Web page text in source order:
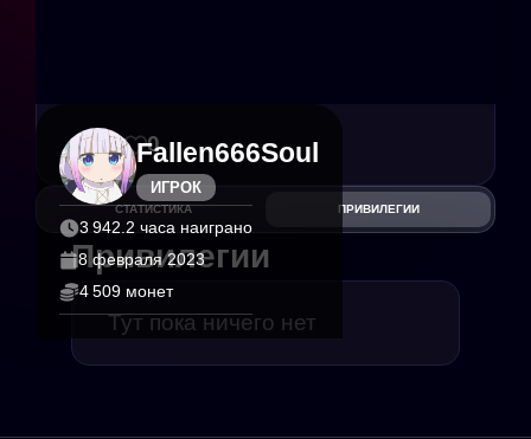
ИГРОК
Fallen666Soul
3 942.2 часа наиграно
8 февраля 2023
4 509 монет
16 0
СТАТИСТИКА ПРИВИЛЕГИИ
Привилегии
Тут пока ничего нет